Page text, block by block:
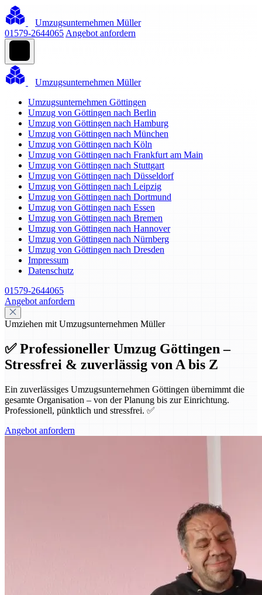
Umzugsunternehmen Müller
01579-2644065 Angebot anfordern
Umzugsunternehmen Müller
Umzugsunternehmen Göttingen
Umzug von Göttingen nach Berlin
Umzug von Göttingen nach Hamburg
Umzug von Göttingen nach München
Umzug von Göttingen nach Köln
Umzug von Göttingen nach Frankfurt am Main
Umzug von Göttingen nach Stuttgart
Umzug von Göttingen nach Düsseldorf
Umzug von Göttingen nach Leipzig
Umzug von Göttingen nach Dortmund
Umzug von Göttingen nach Essen
Umzug von Göttingen nach Bremen
Umzug von Göttingen nach Hannover
Umzug von Göttingen nach Nürnberg
Umzug von Göttingen nach Dresden
Impressum
Datenschutz
01579-2644065
Angebot anfordern
Umziehen mit Umzugsunternehmen Müller
✅ Professioneller Umzug Göttingen –
Stressfrei & zuverlässig von A bis Z
Ein zuverlässiges Umzugsunternehmen Göttingen übernimmt die
gesamte Organisation – von der Planung bis zur Einrichtung.
Professionell, pünktlich und stressfrei. ✅
Angebot anfordern